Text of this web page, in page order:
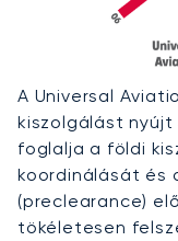
A Universal
kiszolgálást nyújt
foglalja a földi
koordinálását és
(preclearance)
tökéletesen